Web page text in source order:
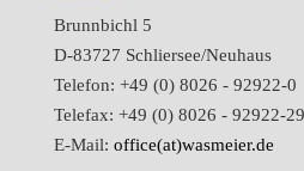
Brunnbichl 5
D-83727 Schliersee/Neuhaus
Telefon: +49 (0) 8026 - 92922-0
Telefax: +49 (0) 8026 - 92922-29
E-Mail: office(at)wasmeier.de